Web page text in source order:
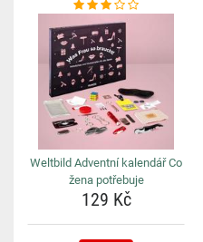
Weltbild Adventní kalendář Co
žena potřebuje
129 Kč